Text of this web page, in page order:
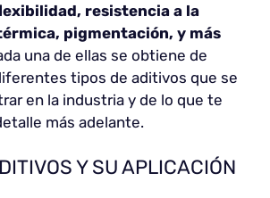
resistencia a la
pigmentación, y más
una de ellas se obtiene de
tipos de aditivos que se
en la industria y de lo que te
más adelante.
Y SU APLICACIÓN